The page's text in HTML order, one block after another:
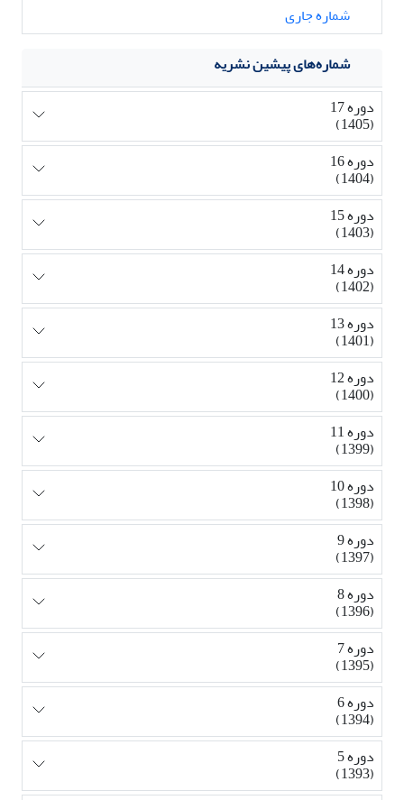
شماره جاری
شماره‌های پیشین نشریه
دوره 17
(1405)
دوره 16
(1404)
دوره 15
(1403)
دوره 14
(1402)
دوره 13
(1401)
دوره 12
(1400)
دوره 11
(1399)
دوره 10
(1398)
دوره 9
(1397)
دوره 8
(1396)
دوره 7
(1395)
دوره 6
(1394)
دوره 5
(1393)